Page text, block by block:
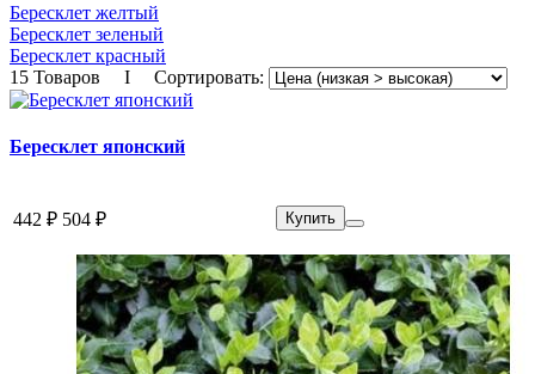
Бересклет желтый
Бересклет зеленый
Бересклет красный
15 Товаров I Сортировать:
Бересклет японский
442 ₽ 504 ₽ Купить